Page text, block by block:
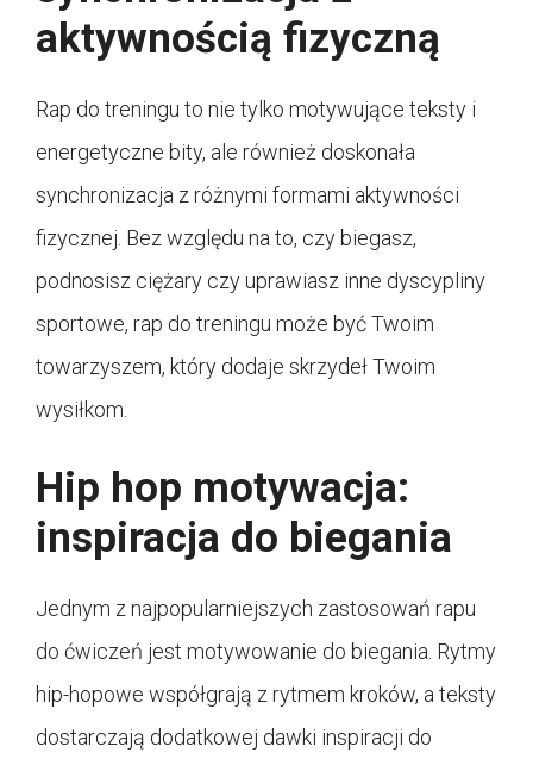
aktywnością fizyczną
Rap do treningu to nie tylko motywujące teksty i
energetyczne bity, ale również doskonała
synchronizacja z różnymi formami aktywności
fizycznej. Bez względu na to, czy biegasz,
podnosisz ciężary czy uprawiasz inne dyscypliny
sportowe, rap do treningu może być Twoim
towarzyszem, który dodaje skrzydeł Twoim
wysiłkom.
Hip hop motywacja:
inspiracja do biegania
Jednym z najpopularniejszych zastosowań rapu
do ćwiczeń jest motywowanie do biegania. Rytmy
hip-hopowe współgrają z rytmem kroków, a teksty
dostarczają dodatkowej dawki inspiracji do